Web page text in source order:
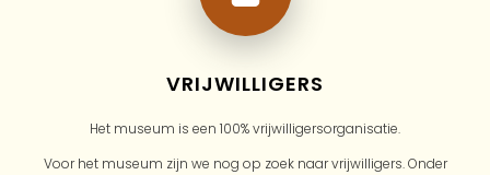
VRIJWILLIGERS
Het museum is een 100% vrijwilligersorganisatie.
Voor het museum zijn we nog op zoek naar vrijwilligers. Onder